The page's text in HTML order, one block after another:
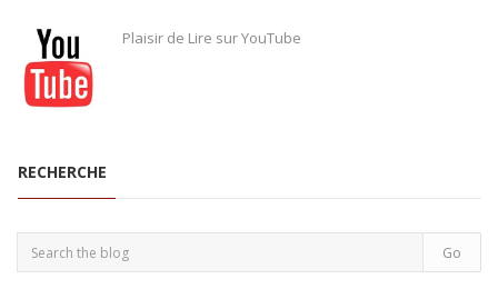
Plaisir de Lire sur YouTube
RECHERCHE